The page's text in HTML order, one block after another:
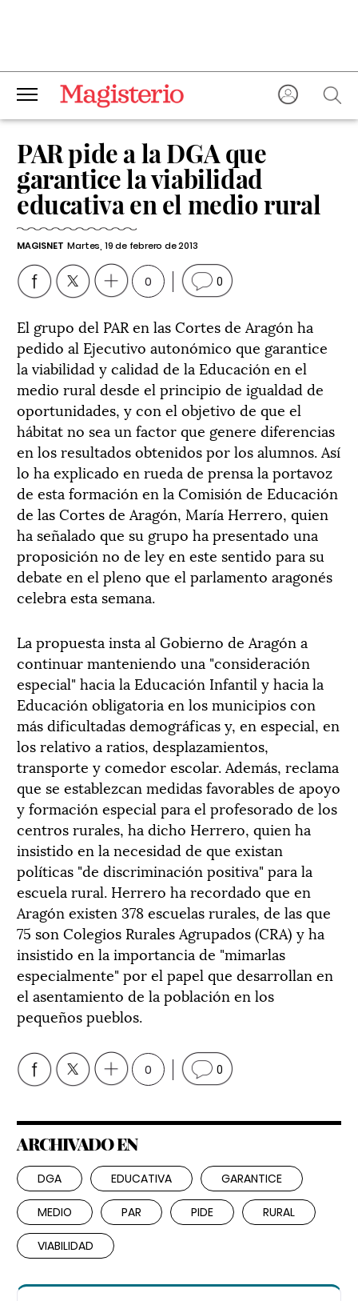
PAR pide a la DGA que
garantice la viabilidad
educativa en el medio rural
MAGISNET Martes, 19 de febrero de 2013
0 0
El grupo del PAR en las Cortes de Aragón ha
pedido al Ejecutivo autonómico que garantice
la viabilidad y calidad de la Educación en el
medio rural desde el principio de igualdad de
oportunidades, y con el objetivo de que el
hábitat no sea un factor que genere diferencias
en los resultados obtenidos por los alumnos. Así
lo ha explicado en rueda de prensa la portavoz
de esta formación en la Comisión de Educación
de las Cortes de Aragón, María Herrero, quien
ha señalado que su grupo ha presentado una
proposición no de ley en este sentido para su
debate en el pleno que el parlamento aragonés
celebra esta semana.
La propuesta insta al Gobierno de Aragón a
continuar manteniendo una "consideración
especial" hacia la Educación Infantil y hacia la
Educación obligatoria en los municipios con
más dificultadas demográficas y, en especial, en
los relativo a ratios, desplazamientos,
transporte y comedor escolar. Además, reclama
que se establezcan medidas favorables de apoyo
y formación especial para el profesorado de los
centros rurales, ha dicho Herrero, quien ha
insistido en la necesidad de que existan
políticas "de discriminación positiva" para la
escuela rural. Herrero ha recordado que en
Aragón existen 378 escuelas rurales, de las que
75 son Colegios Rurales Agrupados (CRA) y ha
insistido en la importancia de "mimarlas
especialmente" por el papel que desarrollan en
el asentamiento de la población en los
pequeños pueblos.
0 0
ARCHIVADO EN
DGA EDUCATIVA GARANTICE
MEDIO PAR PIDE RURAL
VIABILIDAD